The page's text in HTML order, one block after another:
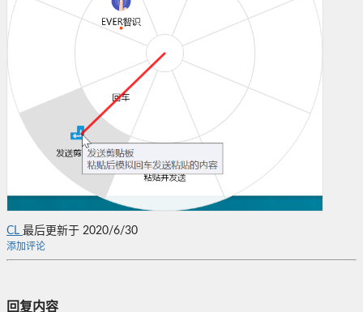
CL 最后更新于 2020/6/30
添加评论
回复内容